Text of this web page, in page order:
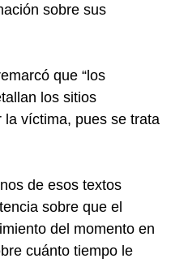
sobre sus
que “los
los sitios
víctima, pues se trata
de esos textos
sobre que el
del momento en
cuánto tiempo le